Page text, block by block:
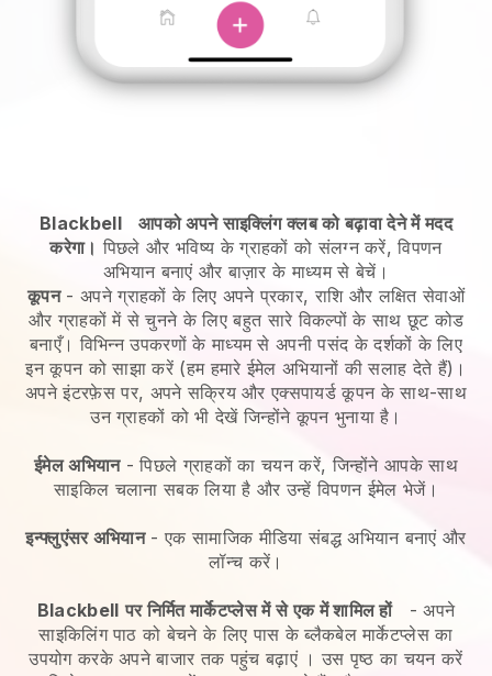
Blackbell
आपको अपने साइक्लिंग क्लब को बढ़ावा देने में मदद
करेगा। पिछले और भविष्य के ग्राहकों को संलग्न करें, विपणन
अभियान बनाएं और बाज़ार के माध्यम से बेचें।
कूपन- अपने ग्राहकों के लिए अपने प्रकार, राशि और लक्षित सेवाओं
और ग्राहकों में से चुनने के लिए बहुत सारे विकल्पों के साथ छूट कोड
बनाएँ। विभिन्न उपकरणों के माध्यम से अपनी पसंद के दर्शकों के लिए
इन कूपन को साझा करें (हम हमारे ईमेल अभियानों की सलाह देते हैं)।
अपने इंटरफ़ेस पर, अपने सक्रिय और एक्सपायर्ड कूपन के साथ-साथ
उन ग्राहकों को भी देखें जिन्होंने कूपन भुनाया है।
ईमेल अभियान-पिछले ग्राहकों का चयन करें, जिन्होंने आपके साथ
साइकिल चलाना सबक लिया है और उन्हें विपणन ईमेल भेजें।
इन्फ्लुएंसर अभियान- एक सामाजिक मीडिया संबद्ध अभियान बनाएं और
लॉन्च करें।
Blackbell पर निर्मित मार्केटप्लेस में से एक में शामिल हों -अपने
साइकिलिंग पाठ को बेचने के लिए पास के ब्लैकबेल मार्केटप्लेस का
उपयोग करके अपने बाजार तक पहुंच बढ़ाएं। उस पृष्ठ का चयन करें